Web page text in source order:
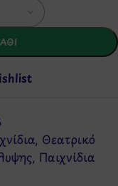
, Θεατρικό
, Παιχνίδια